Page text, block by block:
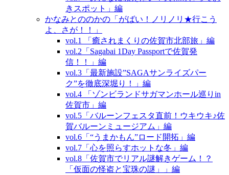
きスポット」編
かなみとののかの「がばい！ノリノリ★行こう
よ、さが！！」
vol.1 「癒されまくりの佐賀市北部旅」編
vol.2「Sagabai 1Day Passportで佐賀発
信！！」編
vol.3「最新施設”SAGAサンライズパー
ク”を徹底深堀り！」編
vol.4 「ゾンビランドサガマンホール巡りin
佐賀市」編
vol.5「バルーンフェスタ直前！ウキウキ♪佐
賀バルーンミュージアム」編
vol.6「“うまかもん”ロード開拓」編
vol.7「心を照らすホットな冬」編
vol.8「佐賀市でリアル謎解きゲーム！？
「仮面の怪盗と宝珠の謎」」編